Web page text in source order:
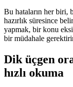
Bu hataların her biri,
hazırlık süresince
yapmak, bir konu
bir müdahale
Dik üçgen
hızlı okuma